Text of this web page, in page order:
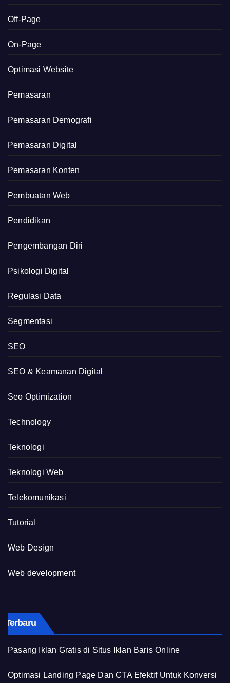
Off-Page
On-Page
Optimasi Website
Pemasaran
Pemasaran Demografi
Pemasaran Digital
Pemasaran Konten
Pembuatan Web
Pendidikan
Pengembangan Diri
Psikologi Digital
Regulasi Data
Segmentasi
SEO
SEO & Keamanan Digital
Seo Optimization
Technology
Teknologi
Teknologi Web
Telekomunikasi
Tutorial
Web Design
Web development
Terbaru
Pasang Iklan Gratis di Situs Iklan Baris Online
Optimasi Landing Page Dan CTA Efektif Untuk Konversi